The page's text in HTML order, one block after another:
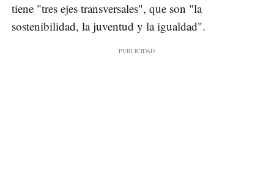
tiene "tres ejes transversales", que son "la
sostenibilidad, la juventud y la igualdad".